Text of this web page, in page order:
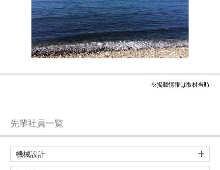
※掲載情報は取材当時
先輩社員一覧
機械設計